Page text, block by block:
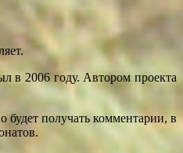
в 2006 году. Автором проекта
получать комментарии, в